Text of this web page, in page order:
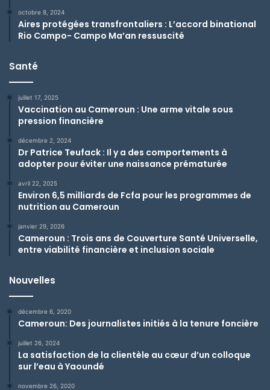
octobre 8, 2024
Aires protégées transfrontaliers : L’accord binational
Rio Campo- Campo Ma’an ressuscité
Santé
juillet 17, 2025
Vaccination au Cameroun : Une arme vitale sous
pression financière
décembre 2, 2024
Dr Patrice Teufack : Il y a des comportements à
adopter pour éviter une naissance prématurée
avril 22, 2025
Environ 6,5 milliards de Fcfa pour les programmes de
nutrition au Cameroun
janvier 29, 2026
Cameroun : Trois ans de Couverture Santé Universelle,
entre viabilité financière et inclusion sociale
Nouvelles
décembre 6, 2020
Cameroun: Des journalistes initiés à la tenure foncière
juillet 26, 2024
La satisfaction de la clientèle au cœur d’un colloque
sur l’eau à Yaoundé
novembre 26, 2020